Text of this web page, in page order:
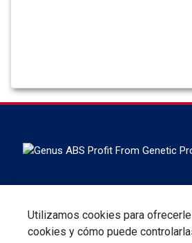
Utilizamos cookies para
cookies y cómo puede